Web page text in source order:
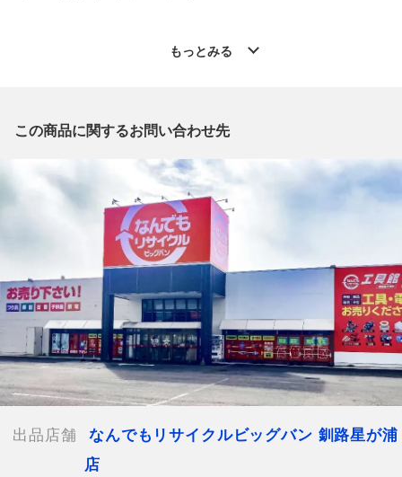
※「なんでもリサイクルビッグバン 公式オンラインストアの出
電話番号：0154-51-3196
【店舗内商品コード】1003102103999
【メーカー】60s Sears
【対象】メンズ
【カラー】インディゴ
【総丈】約88cm
【ウエスト】約39cm
【付属品】なし
【ランク】Cランク
使用感やキズや汚れ等が目立つ中古品
【使用予定配送業者】佐川急便 飛脚宅配便80サイズ
【こちらの商品は在庫連動システムを導入し、店頭や他ネットシ
ョップと併売を行なっておりますが、タイミングによりシステム
もっとみる
この商品に関するお問い合わせ先
出品店舗
なんでもリサイクルビッグバン 釧路星が浦
店